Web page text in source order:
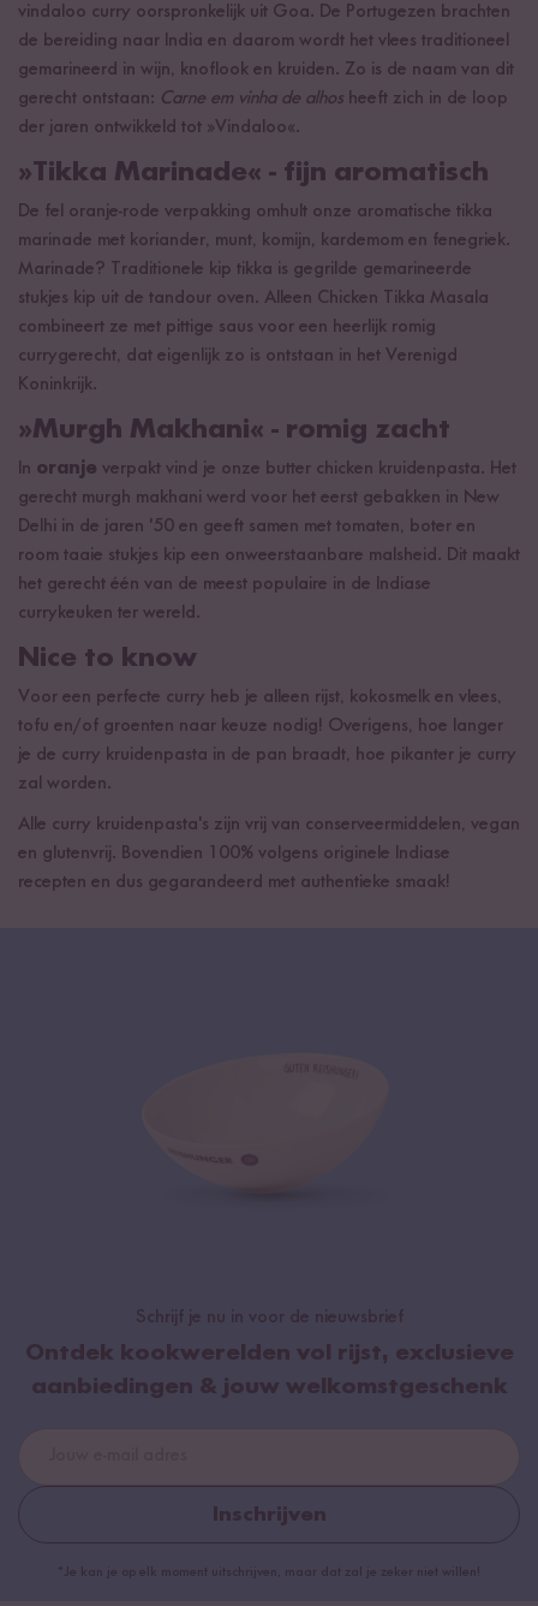
vindaloo curry oorspronkelijk uit Goa. De Portugezen brachten
de bereiding naar India en daarom wordt het vlees traditioneel
gemarineerd in wijn, knoflook en kruiden. Zo is de naam van dit
gerecht ontstaan: Carne em vinha de alhos heeft zich in de loop
der jaren ontwikkeld tot »Vindaloo«.
»Tikka Marinade« - fijn aromatisch
De fel oranje-rode verpakking omhult onze aromatische tikka
marinade met koriander, munt, komijn, kardemom en fenegriek.
Marinade? Traditionele kip tikka is gegrilde gemarineerde
stukjes kip uit de tandour oven. Alleen Chicken Tikka Masala
combineert ze met pittige saus voor een heerlijk romig
currygerecht, dat eigenlijk zo is ontstaan in het Verenigd
Koninkrijk.
»Murgh Makhani« - romig zacht
In oranje verpakt vind je onze butter chicken kruidenpasta. Het
gerecht murgh makhani werd voor het eerst gebakken in New
Delhi in de jaren '50 en geeft samen met tomaten, boter en
room taaie stukjes kip een onweerstaanbare malsheid. Dit maakt
het gerecht één van de meest populaire in de Indiase
currykeuken ter wereld.
Nice to know
Voor een perfecte curry heb je alleen rijst, kokosmelk en vlees,
tofu en/of groenten naar keuze nodig! Overigens, hoe langer
je de curry kruidenpasta in de pan braadt, hoe pikanter je curry
zal worden.
Alle curry kruidenpasta's zijn vrij van conserveermiddelen, vegan
en glutenvrij. Bovendien 100% volgens originele Indiase
recepten en dus gegarandeerd met authentieke smaak!
Schrijf je nu in voor de nieuwsbrief
Ontdek kookwerelden vol rijst, exclusieve
aanbiedingen & jouw welkomstgeschenk
Inschrijven
*Je kan je op elk moment uitschrijven, maar dat zal je zeker niet willen!